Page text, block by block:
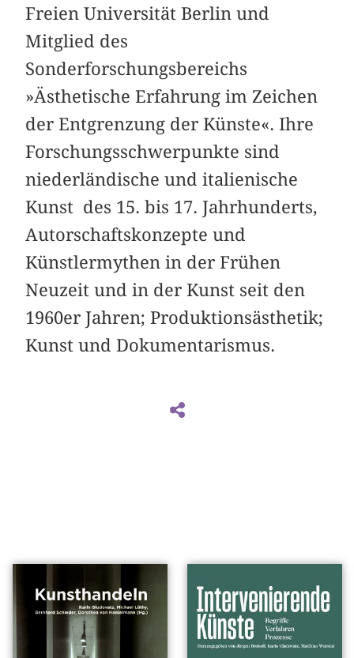
Freien Universität Berlin und
Mitglied des
Sonderforschungsbereichs
»Ästhetische Erfahrung im Zeichen
der Entgrenzung der Künste«. Ihre
Forschungsschwerpunkte sind
niederländische und italienische
Kunst des 15. bis 17. Jahrhunderts,
Autorschaftskonzepte und
Künstlermythen in der Frühen
Neuzeit und in der Kunst seit den
1960er Jahren; Produktionsästhetik;
Kunst und Dokumentarismus.